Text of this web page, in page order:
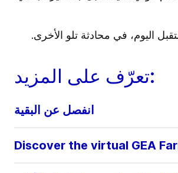
اليوم، في محادثة تلو الأخرى.
تعرّف على المزيد:
انفصل عن البقية
Discover the virtual GEA